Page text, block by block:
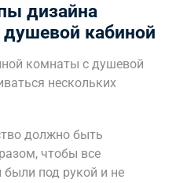
дизайна
кабиной
комнаты с душевой
нескольких
должно быть
чтобы все
под рукой и не